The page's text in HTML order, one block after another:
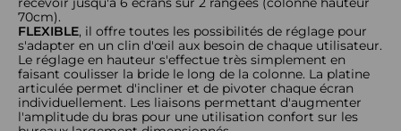
70cm).
FLEXIBLE, il offre toutes les possibilités de réglage pour
s'adapter en un clin d'œil aux besoin de chaque utilisateur.
Le réglage en hauteur s'effectue très simplement en
faisant coulisser la bride le long de la colonne. La platine
articulée permet d'incliner et de pivoter chaque écran
individuellement. Les liaisons permettant d'augmenter
l'amplitude du bras pour une utilisation confort sur les